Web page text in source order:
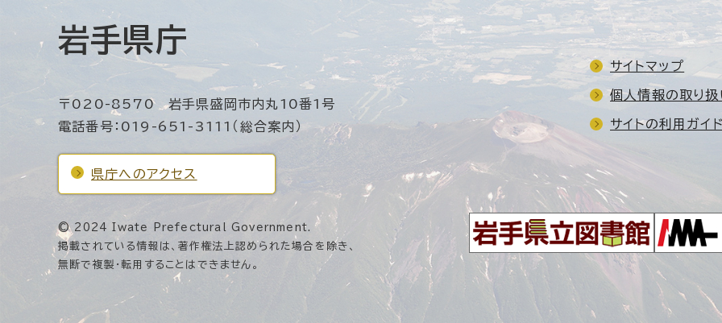
岩手県庁
〒020-8570 岩手県盛岡市内丸10番1号
電話番号：019-651-3111（総合案内）
県庁へのアクセス
サイトマップ
個人情報の取り扱
サイトの利用ガイ
© 2024 Iwate Prefectural Government.
掲載されている情報は、著作権法上認められた場合を除き、
無断で複製・転用することはできません。